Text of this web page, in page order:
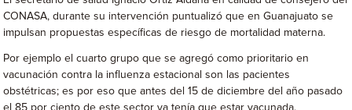
CONASA, durante su intervención puntualizó que en Guanajuato se
impulsan propuestas específicas de riesgo de mortalidad materna.
Por ejemplo el cuarto grupo que se agregó como prioritario en
vacunación contra la influenza estacional son las pacientes
obstétricas; es por eso que antes del 15 de diciembre del año pasado
el 85 por ciento de este sector ya tenía que estar vacunada.